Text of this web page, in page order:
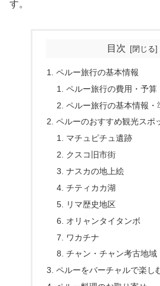
す。
目次
ペルー旅行の基本情報
ペルー旅行の費用・予算
ペルー旅行の基本情報・
ペルーのおすすめ観光スポ
マチュピチュ遺跡
クスコ旧市街
ナスカの地上絵
チティカカ湖
リマ歴史地区
オリャンタイタンボ
ワカチナ
チャン・チャン考古地域
ペルーをバーチャルで楽し